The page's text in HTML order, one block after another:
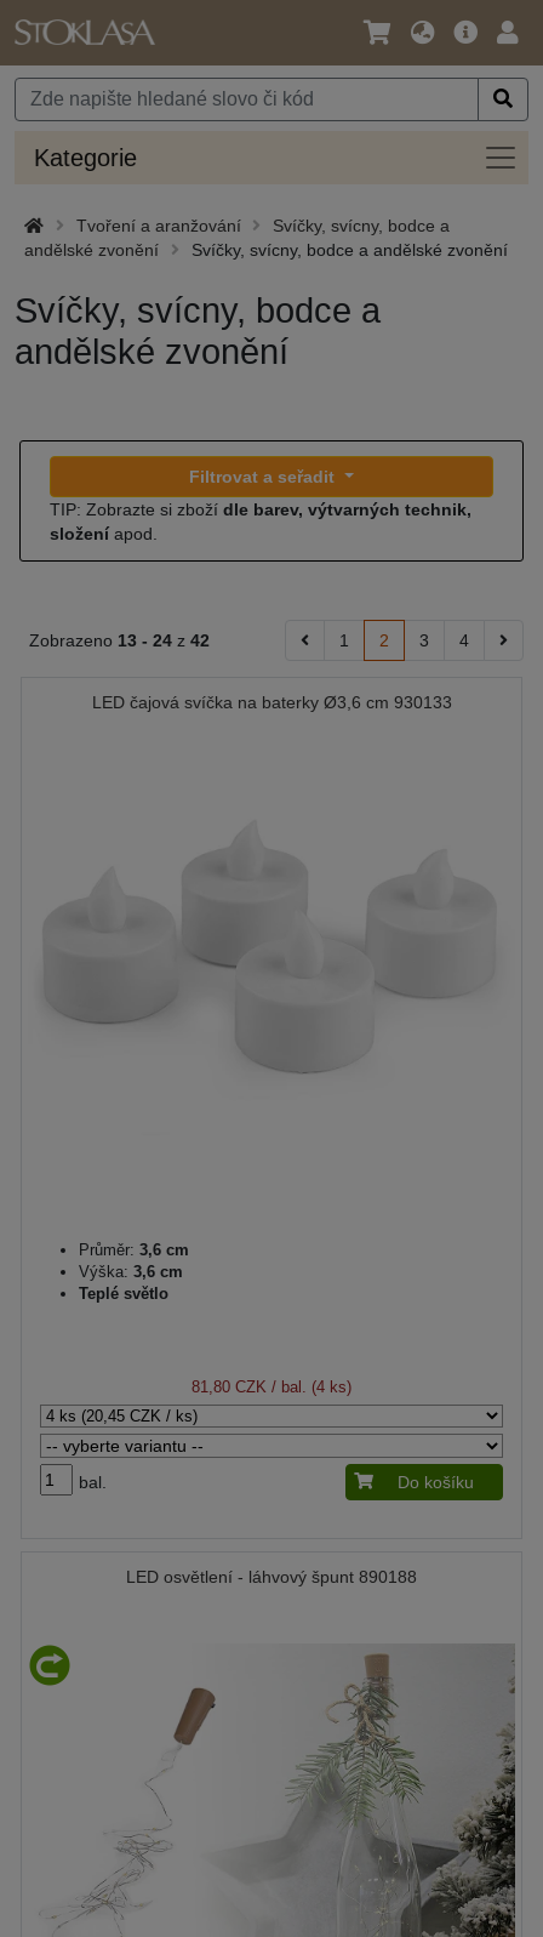
Jazyk
Měna
Hlavní
Kategorie
Tvoření a aranžování
Svíčky, svícny, bodce a
andělské zvonění
Svíčky, svícny, bodce a andělské zvonění
Svíčky, svícny, bodce a
andělské zvonění
Filtrovat a seřadit
TIP: Zobrazte si zboží dle barev, výtvarných technik,
složení apod.
Zobrazeno 13 - 24 z 42 1 2 3 4
LED čajová svíčka na baterky Ø3,6 cm 930133
Průměr: 3,6 cm
Výška: 3,6 cm
Teplé světlo
81,80 CZK / bal. (4 ks)
bal. Do košíku
LED osvětlení - láhvový špunt 890188